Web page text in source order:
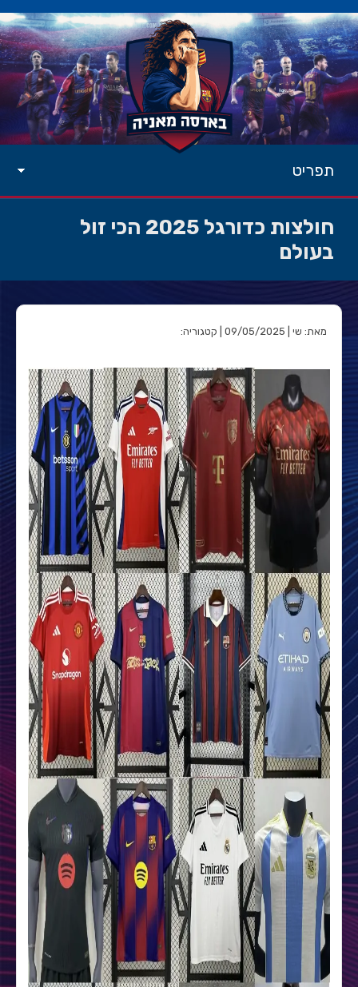
תפריט
חולצות כדורגל 2025 הכי זול
בעולם
מאת: שי | 09/05/2025 | קטגוריה: